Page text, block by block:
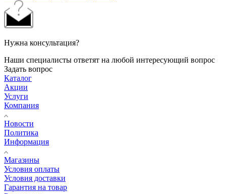
Нужна консультация?
Наши специалисты ответят на любой интересующий вопрос
Задать вопрос
Каталог
Акции
Услуги
Компания
Новости
Политика
Информация
Магазины
Условия оплаты
Условия доставки
Гарантия на товар